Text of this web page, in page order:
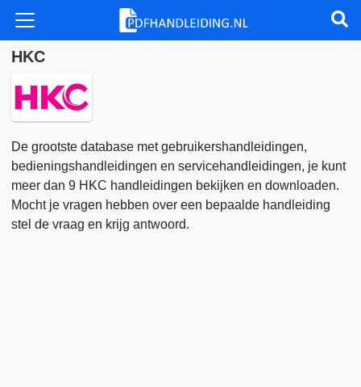
HKC
De grootste database met gebruikershandleidingen,
bedieningshandleidingen en servicehandleidingen, je kunt
meer dan 9 HKC handleidingen bekijken en downloaden.
Mocht je vragen hebben over een bepaalde handleiding
stel de vraag en krijg antwoord.